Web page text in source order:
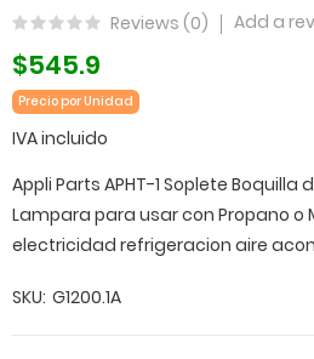
Reviews (0) Add a
$545.9
Precio por Unidad
IVA incluido
Appli Parts APHT-1 Soplete Boquilla
Lampara para usar con Propano o
electricidad refrigeracion aire
SKU G1200.1A